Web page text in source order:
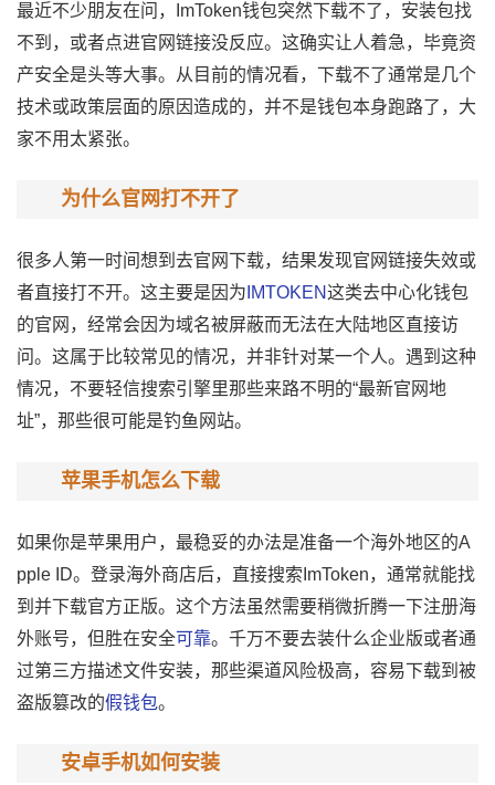
最近不少朋友在问， ImToken钱包突然下载不了，安装包找
不到，或者点进官网链接没反应。这确实让人着急，毕竟资
产安全是头等大事。从目前的情况看，下载不了通常是几个
技术或政策层面的原因造成的，并不是钱包本身跑路了，大
家不用太紧张。
为什么官网打不开了
很多人第一时间想到去官网下载，结果发现官网链接失效或
者直接打不开。这主要是因为 IMTOKEN这类去中心化钱包
的官网，经常会因为域名被屏蔽而无法在大陆地区直接访
问。这属于比较常见的情况，并非针对某一个人。遇到这种
情况，不要轻信搜索引擎里那些来路不明的“最新官网地
址”，那些很可能是钓鱼网站。
苹果手机怎么下载
如果你是苹果用户，最稳妥的办法是准备一个海外地区的A
pple ID。登录海外商店后，直接搜索ImToken，通常就能找
到并下载官方正版。这个方法虽然需要稍微折腾一下注册海
外账号，但胜在安全可靠。千万不要去装什么企业版或者通
过第三方描述文件安装，那些渠道风险极高，容易下载到被
盗版篡改的假钱包。
安卓手机如何安装